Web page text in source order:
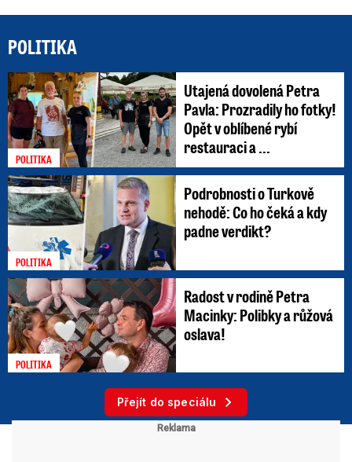
POLITIKA
POLITIKA
Utajená dovolená Petra
Pavla: Prozradily ho fotky!
Opět v oblíbené rybí
restauraci a ...
POLITIKA
Podrobnosti o Turkově
nehodě: Co ho čeká a kdy
padne verdikt?
POLITIKA
Radost v rodině Petra
Macinky: Polibky a růžová
oslava!
Přejít do speciálu